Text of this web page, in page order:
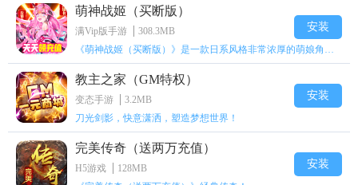
萌神战姬（买断版）
满Vip版手游
308.3MB
《萌神战姬（买断版）》是一款日系风格非常浓厚的萌娘角色扮演策略卡牌手游
安装
教主之家（GM特权）
变态手游
3.2MB
刀光剑影，快意潇洒，塑造梦想世界！
安装
完美传奇（送两万充值）
H5游戏
128MB
安装